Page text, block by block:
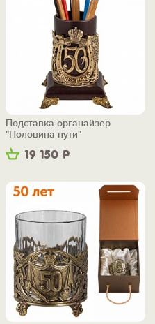
19 150 Р
Подставка-органайзер
"Половина пути"